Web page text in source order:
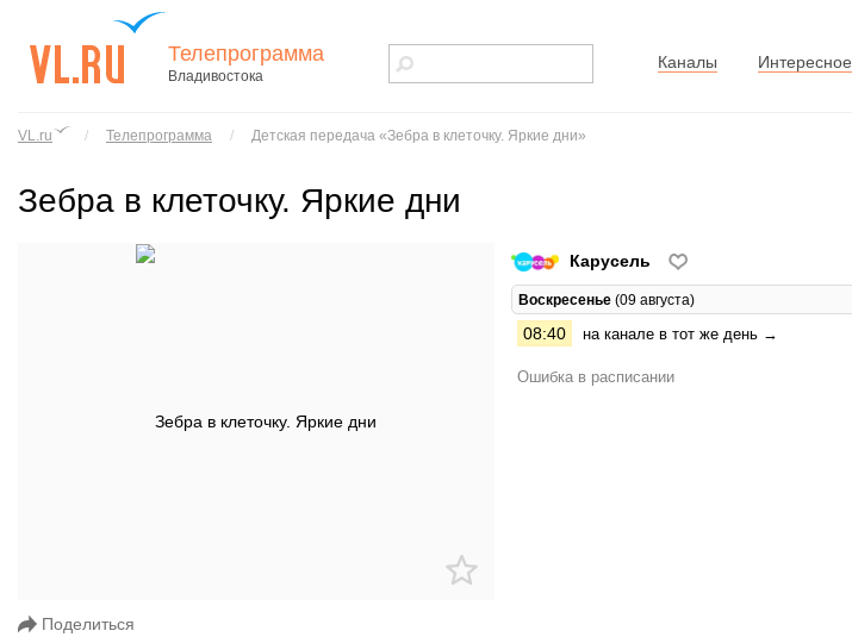
города
Владивостока
Телепрограмма
Владивостока
Каналы Интересное
VL.ru / Телепрограмма / Детская передача «Зебра в клеточку. Яркие дни»
Зебра в клеточку. Яркие дни
Поделиться
Карусель
Воскресенье (09 августа)
08:40 на канале в тот же день →
Ошибка в расписании